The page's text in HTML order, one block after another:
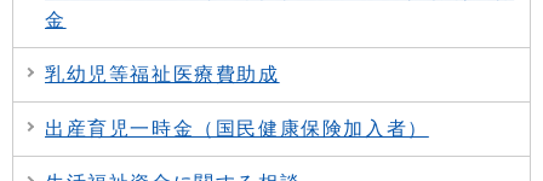
金
乳幼児等福祉医療費助成
出産育児一時金（国民健康保険加入者）